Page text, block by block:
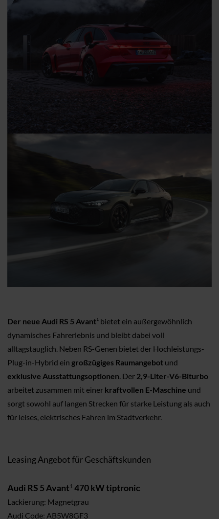
Der neue Audi RS 5 Avant¹ bietet ein außergewöhnlich
dynamisches Fahrerlebnis und bleibt dabei voll
alltagstauglich. Neben RS-Genen bietet der Hochleistungs-
Plug-in-Hybrid ein großzügiges Raumangebot und
exklusive Ausstattungsoptionen. Der 2,9-Liter-V6-Biturbo
arbeitet zusammen mit einer kraftvollen E-Maschine und
sorgt sowohl auf langen Strecken für starke Leistung als auch
für leises, elektrisches Fahren im Stadtverkehr.
Leasing Angebot für Geschäftskunden
Audi RS 5 Avant1 470 kW tiptronic
Lackierung: Magnetgrau
Audi Code: AB5W8GF3